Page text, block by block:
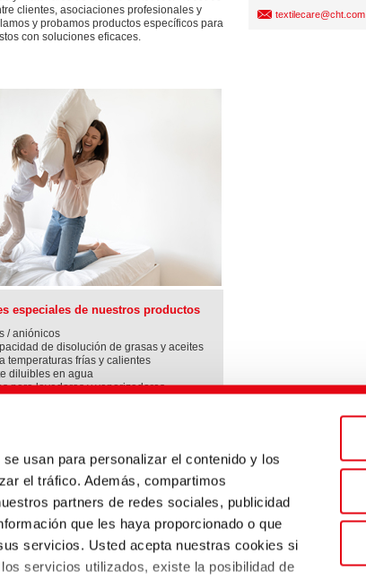
usan para personalizar el contenido y los
el tráfico. Además, compartimos
partners de redes sociales, publicidad
que les haya proporcionado o que
servicios. Usted acepta nuestras cookies si
servicios utilizados, existe la posibilidad de
clientes, asociaciones profesionales y
y probamos productos específicos para
con soluciones eficaces.
especiales de nuestros productos
/ aniónicos
de disolución de grasas y aceites
temperaturas frías y calientes
diluibles en agua
para lavadoras y vaporizadores
Fecha Lengua
30.11.2023
textilecare@cht.com